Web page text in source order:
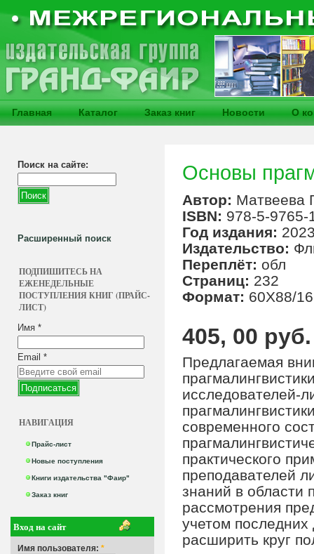
Главная Каталог Заказ книг Новости О
Поиск на сайте:
Расширенный поиск
ПОДПИШИТЕСЬ НА
ЕЖЕНЕДЕЛЬНЫЕ
ПОСТУПЛЕНИЯ КНИГ (ПРАЙС-
ЛИСТ)
Имя *
Email *
НАВИГАЦИЯ
Прайс-лист
Новые поступления
Книги издательства "Фаир"
Заказ книг
Вход на сайт
Имя пользователя: *
Основы
Автор: Матвеева
ISBN: 978-5-9765-
Год издания:
Издательство:
Переплёт: обл
Страниц: 232
Формат: 60Х88/16
405, 00 руб.
Предлагаемая
исследователей-
современного
практического
преподавателей
знаний в области
рассмотрения
учетом
расширить круг